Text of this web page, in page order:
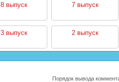
8 выпуск 7 выпуск
3 выпуск 2 выпуск
Порядок вывода